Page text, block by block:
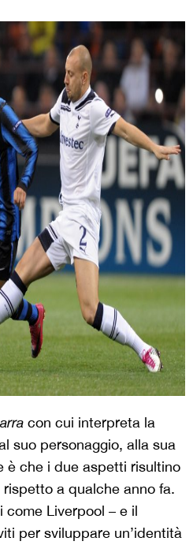
con cui interpreta la
suo personaggio, alla sua
è che i due aspetti risultino
a qualche anno fa.
come Liverpool – e il
per sviluppare un’identità